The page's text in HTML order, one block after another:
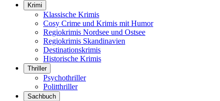
Krimi
Klassische Krimis
Cosy Crime und Krimis mit Humor
Regiokrimis Nordsee und Ostsee
Regiokrimis Skandinavien
Destinationskrimis
Historische Krimis
Thriller
Psychothriller
Politthriller
Sachbuch